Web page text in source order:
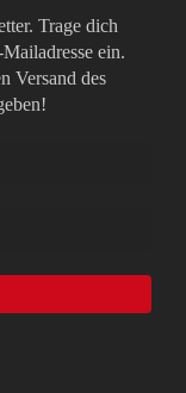
Trage dich
ein.
Versand des